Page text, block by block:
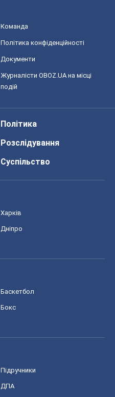
Команда
Політика конфіденційності
Документи
Журналісти OBOZ.UA на місці
подій
Політика
Розслідування
Суспільство
Харків
Дніпро
Баскетбол
Бокс
Підручники
ДПА